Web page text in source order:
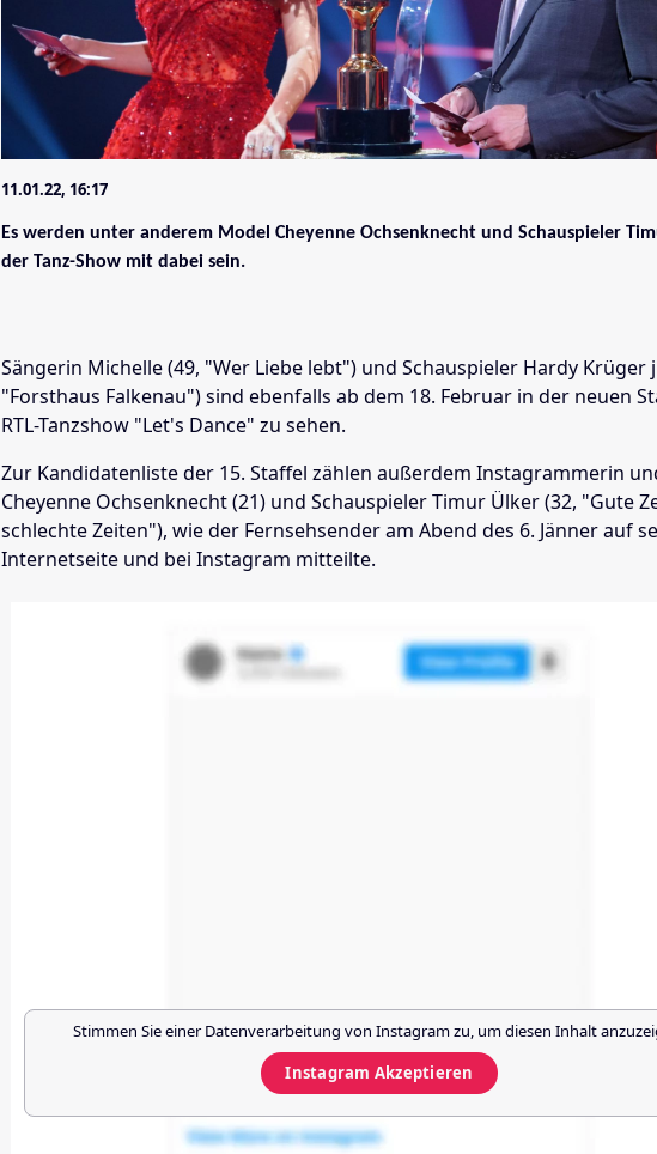
11.01.22, 16:17
Es werden unter anderem Model Cheyenne Ochsenknecht und Schauspieler
der Tanz-Show mit dabei sein.
Sängerin Michelle (49, "Wer Liebe lebt") und Schauspieler Hardy Krüger
"Forsthaus Falkenau") sind ebenfalls ab dem 18. Februar in der neuen
RTL-Tanzshow "Let's Dance" zu sehen.
Zur Kandidatenliste der 15. Staffel zählen außerdem Instagrammerin
Cheyenne Ochsenknecht (21) und Schauspieler Timur Ülker (32, "Gute
schlechte Zeiten"), wie der Fernsehsender am Abend des 6. Jänner auf
Internetseite und bei Instagram mitteilte.
Stimmen Sie einer Datenverarbeitung von Instagramzu, um diesen Inhalt
Instagram Akzeptieren